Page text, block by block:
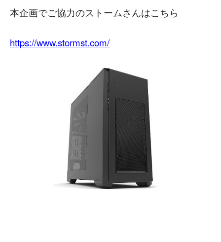
本企画でご協力のストームさんはこちら
https://www.stormst.com/